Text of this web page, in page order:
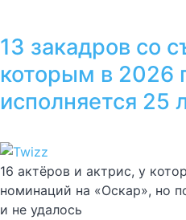
13 закадров со
которым в 2026
исполняется 25
16 актёров и актрис, у
номинаций на «Оскар», но
и не удалось